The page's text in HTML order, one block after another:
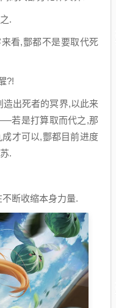
.
看,酆都不是要取代死
?!
出死者的冥界,以此来
若是打算取而代之,那
才可以,酆都目前进度
.
断收缩本身力量.